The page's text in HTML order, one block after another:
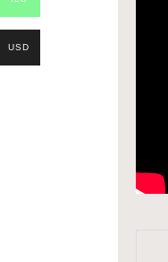
USD